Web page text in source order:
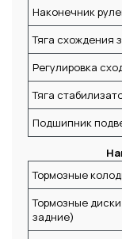
Наконечник
Тяга схождения
Регулировка
Тяга
Подшипник
Тормозные
Тормозные
задние)